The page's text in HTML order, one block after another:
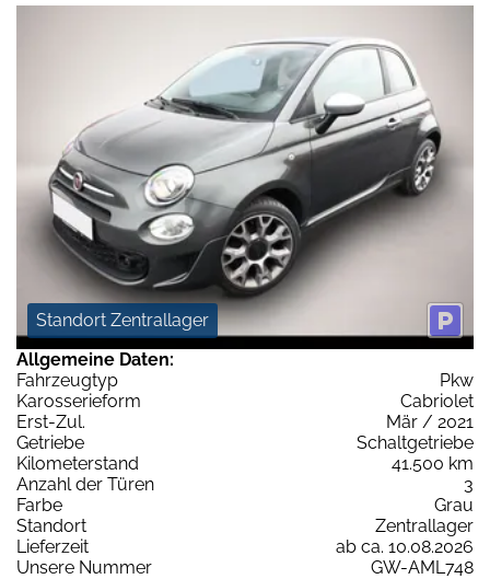
Standort Zentrallager
Allgemeine Daten:
Fahrzeugtyp
Pkw
Karosserieform
Cabriolet
Erst-Zul.
Mär / 2021
Getriebe
Schaltgetriebe
Kilometerstand
41.500 km
Anzahl der Türen
3
Farbe
Grau
Standort
Zentrallager
Lieferzeit
ab ca. 10.08.2026
Unsere Nummer
GW-AML748